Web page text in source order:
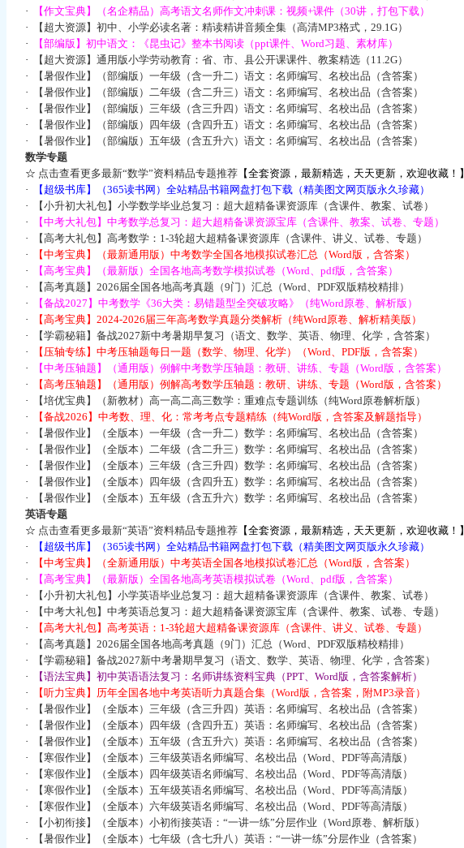
·
【作文宝典】（名企精品）高考语文名师作文冲刺课：视频+课件（30讲，打包下载）
·
【超大资源】初中、小学必读名著：精读精讲音频全集（高清MP3格式，29.1G）
·
【部编版】初中语文：《昆虫记》整本书阅读（ppt课件、Word习题、素材库）
·
【超大资源】通用版小学劳动教育：省、市、县公开课课件、教案精选（11.2G）
·
【暑假作业】（部编版）一年级（含一升二）语文：名师编写、名校出品（含答案）
·
【暑假作业】（部编版）二年级（含二升三）语文：名师编写、名校出品（含答案）
·
【暑假作业】（部编版）三年级（含三升四）语文：名师编写、名校出品（含答案）
·
【暑假作业】（部编版）四年级（含四升五）语文：名师编写、名校出品（含答案）
·
【暑假作业】（部编版）五年级（含五升六）语文：名师编写、名校出品（含答案）
数学专题
☆ 点击查看更多最新“数学”资料精品专题推荐【全套资源，最新精选，天天更新，欢迎收藏！】
·
【超级书库】（365读书网）全站精品书籍网盘打包下载（精美图文网页版永久珍藏）
·
【小升初大礼包】小学数学毕业总复习：超大超精备课资源库（含课件、教案、试卷）
·
【中考大礼包】中考数学总复习：超大超精备课资源宝库（含课件、教案、试卷、专题）
·
【高考大礼包】高考数学：1-3轮超大超精备课资源库（含课件、讲义、试卷、专题）
·
【中考宝典】（最新通用版）中考数学全国各地模拟试卷汇总（Word版，含答案）
·
【高考宝典】（最新版）全国各地高考数学模拟试卷（Word、pdf版，含答案）
·
【高考真题】2026届全国各地高考真题（9门）汇总（Word、PDF双版精校精排）
·
【备战2027】中考数学《36大类：易错题型全突破攻略》（纯Word原卷、解析版）
·
【高考宝典】2024-2026届三年高考数学真题分类解析（纯Word原卷、解析精美版）
·
【学霸秘籍】备战2027新中考暑期早复习（语文、数学、英语、物理、化学，含答案）
·
【压轴专练】中考压轴题每日一题（数学、物理、化学）（Word、PDF版，含答案）
·
【中考压轴题】（通用版）例解中考数学压轴题：教研、讲练、专题（Word版，含答案）
·
【高考压轴题】（通用版）例解高考数学压轴题：教研、讲练、专题（Word版，含答案）
·
【培优宝典】（新教材）高一高二高三数学：重难点专题训练（纯Word原卷解析版）
·
【备战2026】中考数、理、化：常考考点专题精练（纯Word版，含答案及解题指导）
·
【暑假作业】（全版本）一年级（含一升二）数学：名师编写、名校出品（含答案）
·
【暑假作业】（全版本）二年级（含二升三）数学：名师编写、名校出品（含答案）
·
【暑假作业】（全版本）三年级（含三升四）数学：名师编写、名校出品（含答案）
·
【暑假作业】（全版本）四年级（含四升五）数学：名师编写、名校出品（含答案）
·
【暑假作业】（全版本）五年级（含五升六）数学：名师编写、名校出品（含答案）
英语专题
☆ 点击查看更多最新“英语”资料精品专题推荐【全套资源，最新精选，天天更新，欢迎收藏！】
·
【超级书库】（365读书网）全站精品书籍网盘打包下载（精美图文网页版永久珍藏）
·
【中考宝典】（全新通用版）中考英语全国各地模拟试卷汇总（Word版，含答案）
·
【高考宝典】（最新版）全国各地高考英语模拟试卷（Word、pdf版，含答案）
·
【小升初大礼包】小学英语毕业总复习：超大超精备课资源库（含课件、教案、试卷）
·
【中考大礼包】中考英语总复习：超大超精备课资源宝库（含课件、教案、试卷、专题）
·
【高考大礼包】高考英语：1-3轮超大超精备课资源库（含课件、讲义、试卷、专题）
·
【高考真题】2026届全国各地高考真题（9门）汇总（Word、PDF双版精校精排）
·
【学霸秘籍】备战2027新中考暑期早复习（语文、数学、英语、物理、化学，含答案）
·
【语法宝典】初中英语语法复习：名师讲练资料宝典（PPT、Word版，含答案解析）
·
【听力宝典】历年全国各地中考英语听力真题合集（Word版，含答案，附MP3录音）
·
【暑假作业】（全版本）三年级（含三升四）英语：名师编写、名校出品（含答案）
·
【暑假作业】（全版本）四年级（含四升五）英语：名师编写、名校出品（含答案）
·
【暑假作业】（全版本）五年级（含五升六）英语：名师编写、名校出品（含答案）
·
【寒假作业】（全版本）三年级英语名师编写、名校出品（Word、PDF等高清版）
·
【寒假作业】（全版本）四年级英语名师编写、名校出品（Word、PDF等高清版）
·
【寒假作业】（全版本）五年级英语名师编写、名校出品（Word、PDF等高清版）
·
【寒假作业】（全版本）六年级英语名师编写、名校出品（Word、PDF等高清版）
·
【小初衔接】（全版本）小初衔接英语：“一讲一练”分层作业（Word原卷、解析版）
·
【暑假作业】（全版本）七年级（含七升八）英语：“一讲一练”分层作业（含答案）